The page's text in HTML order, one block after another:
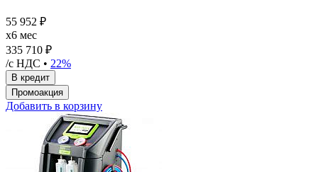
55 952 ₽
x6 мес
335 710 ₽
/с НДС • 22%
Добавить в корзину